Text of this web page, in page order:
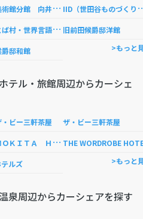
世
田谷美術館分館 向井潤吉アトリエ館
ID（世田
地
球ことば村・世界言語博物館 旧前田候爵邸洋館
邸和館 >もっと
テル・旅館周辺からカーシェ
ビー三軒茶屋 ザ・ビー三軒茶屋
Ｓ
ＨＩＭＯＫＩＴＡ ＨＯＳＴＥＬ THE WORDROBE
ルズ >もっと
泉周辺からカーシェアを探す